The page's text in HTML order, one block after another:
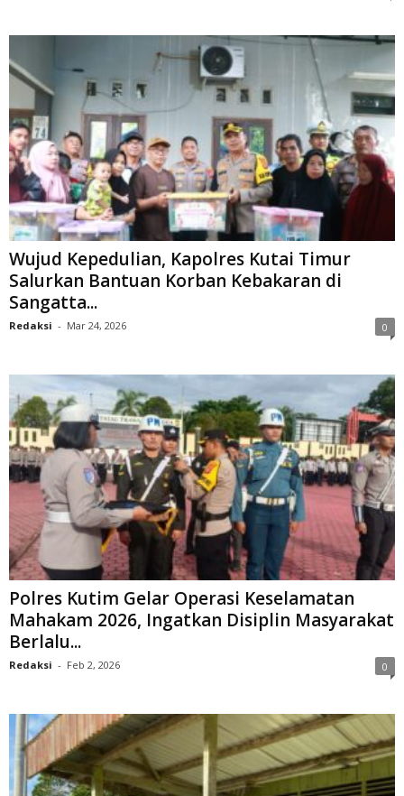
Wujud Kepedulian, Kapolres Kutai Timur
Salurkan Bantuan Korban Kebakaran di
Sangatta...
Redaksi - Mar 24, 2026 0
Polres Kutim Gelar Operasi Keselamatan
Mahakam 2026, Ingatkan Disiplin Masyarakat
Berlalu...
Redaksi - Feb 2, 2026 0